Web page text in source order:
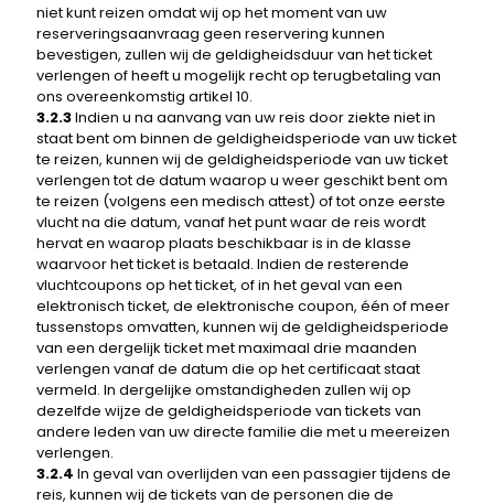
niet kunt reizen omdat wij op het moment van uw
reserveringsaanvraag geen reservering kunnen
bevestigen, zullen wij de geldigheidsduur van het ticket
verlengen of heeft u mogelijk recht op terugbetaling van
ons overeenkomstig artikel 10.
3.2.3Indien u na aanvang van uw reis door ziekte niet in
staat bent om binnen de geldigheidsperiode van uw ticket
te reizen, kunnen wij de geldigheidsperiode van uw ticket
verlengen tot de datum waarop u weer geschikt bent om
te reizen (volgens een medisch attest) of tot onze eerste
vlucht na die datum, vanaf het punt waar de reis wordt
hervat en waarop plaats beschikbaar is in de klasse
waarvoor het ticket is betaald. Indien de resterende
vluchtcoupons op het ticket, of in het geval van een
elektronisch ticket, de elektronische coupon, één of meer
tussenstops omvatten, kunnen wij de geldigheidsperiode
van een dergelijk ticket met maximaal drie maanden
verlengen vanaf de datum die op het certificaat staat
vermeld. In dergelijke omstandigheden zullen wij op
dezelfde wijze de geldigheidsperiode van tickets van
andere leden van uw directe familie die met u meereizen
verlengen.
3.2.4 In geval van overlijden van een passagier tijdens de
reis, kunnen wij de tickets van de personen die de